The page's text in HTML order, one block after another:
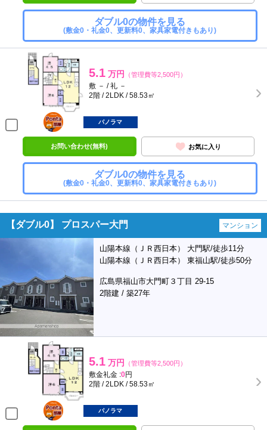
ダブル0の物件を見る
(敷金0・礼金0、更新料0、家具家電付きもあり)
5.1 万円 （管理費等2,500円）
敷 － / 礼 －
2階 / 2LDK / 58.53㎡
ポンタ
部屋
パノラマ
お問い合わせ(無料) お気に入り
ダブル0の物件を見る
(敷金0・礼金0、更新料0、家具家電付きもあり)
【ダブル0】 プロスパー大門 マンション
山陽本線（ＪＲ西日本） 大門駅/徒歩11分
山陽本線（ＪＲ西日本） 東福山駅/徒歩50分
広島県福山市大門町３丁目 29-15
2階建 / 築27年
5.1 万円 （管理費等2,500円）
敷金礼金 :0円
2階 / 2LDK / 58.53㎡
ポンタ
部屋
パノラマ